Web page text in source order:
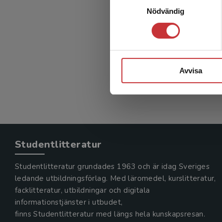
Nödvändig
Avvisa
Exkl.
Studentlitteratur
Studentlitteratur grundades 1963 och är idag Sveriges
ledande utbildningsförlag. Med läromedel, kurslitteratur,
facklitteratur, utbildningar och digitala
informationstjänster i utbudet,
finns Studentlitteratur med längs hela kunskapsresan.